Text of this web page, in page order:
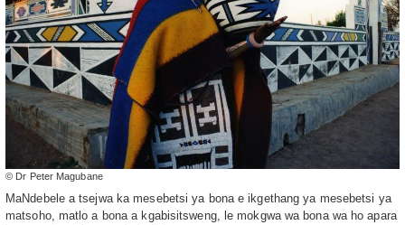
© Dr Peter Magubane
MaNdebele a tsejwa ka mesebetsi ya bona e ikgethang ya mesebetsi ya
matsoho, matlo a bona a kgabisitsweng, le mokgwa wa bona wa ho apara